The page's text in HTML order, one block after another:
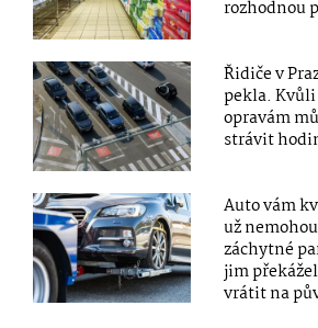
rozhodnou
Řidiče v
pekla.
opravám
strávit
Auto vám
už
záchytné
jim
vrátit na